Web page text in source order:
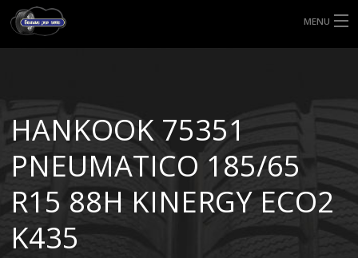
MENU
MISURE GOMME
BLOG
SHOP
HANKOOK 75351
PNEUMATICO 185/65
R15 88H KINERGY ECO2
K435